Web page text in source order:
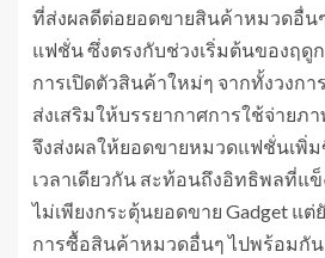
ที่ส่งผลดีต่อยอดขายสินค้าหมวดอื่น
แฟชั่น ซึ่งตรงกับช่วงเริ่มต้นของฤดู
การเปิดตัวสินค้าใหม่ๆ จากทั้งวงก
ส่งเสริมให้บรรยากาศการใช้จ่าย
จึงส่งผลให้ยอดขายหมวดแฟชั่นเพิ่ม
เวลาเดียวกัน สะท้อนถึงอิทธิพลที่แข็
ไม่เพียงกระตุ้นยอดขาย Gadget แ
การซื้อสินค้าหมวดอื่นๆ ไปพร้อมกัน